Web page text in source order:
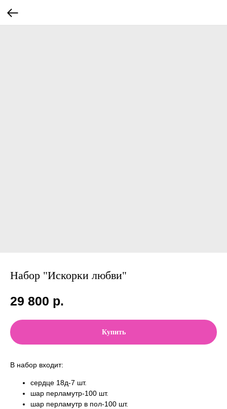
Набор "Искорки любви"
29 800 р.
Купить
В набор входит:
сердце 18д-7 шт.
шар перламутр-100 шт.
шар перламутр в пол-100 шт.